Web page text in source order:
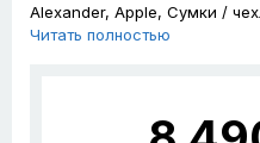
Alexander, Apple, Сумки /
Читать полностью